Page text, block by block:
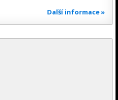
Další informace »